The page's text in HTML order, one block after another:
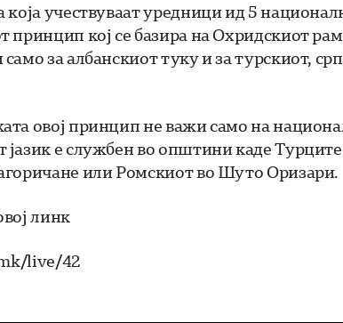
учествуваат уредници ид 5
принцип кој се базира на Охридскиот
за албанскиот туку и за турскиот,
овој принцип не важи само на
јазик е службен во општини каде
или Ромскиот во Шуто Оризари.
линк
live/42